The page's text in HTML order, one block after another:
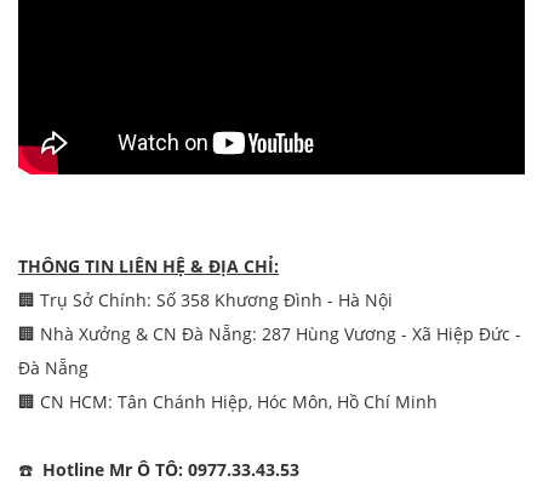
THÔNG TIN LIÊN HỆ & ĐỊA CHỈ:
🏢 Trụ Sở Chính: Số 358 Khương Đình - Hà Nội
🏢 Nhà Xưởng & CN Đà Nẵng: 287 Hùng Vương - Xã Hiệp Đức -
Đà Nẵng
🏢 CN HCM: Tân Chánh Hiệp, Hóc Môn, Hồ Chí Minh
☎️ Hotline Mr Ô TÔ: 0977.33.43.53